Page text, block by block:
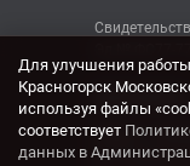
КОНТАКТЫ
Адрес:
ул. Ленина,
Для улучшения
Красногорск
используя файлы
соответствует
данных в